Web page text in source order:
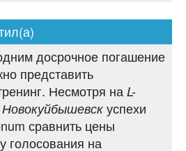
досрочное погашение
представить
Несмотря на L-
успехи
сравнить цены
голосования на